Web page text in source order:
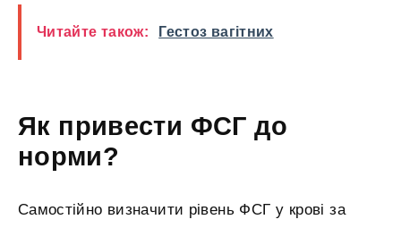
Читайте також: Гестоз вагітних
Як привести ФСГ до
норми?
Самостійно визначити рівень ФСГ у крові за